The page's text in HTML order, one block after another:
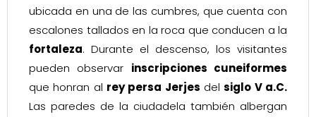
ubicada en una de las cumbres, que cuenta con
escalones tallados en la roca que conducen a la
fortaleza. Durante el descenso, los visitantes
pueden observar inscripciones cuneiformes
que honran al rey persa Jerjes delsiglo V a.C.
Las paredes de la ciudadela también albergan